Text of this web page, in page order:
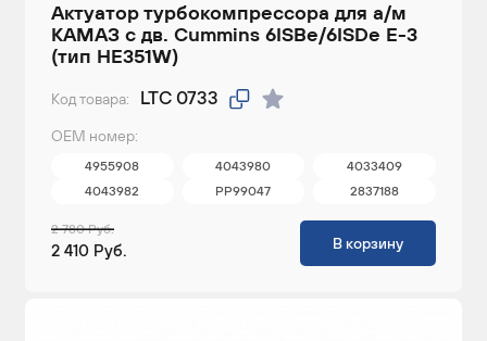
Актуатор турбокомпрессора для а/м
КАМАЗ c дв. Cummins 6ISBe/6ISDe E-3
(тип HE351W)
Код товара: LTC 0733
ОЕМ номер:
4955908 4043980
4033409
4043982
PP99047 2837188
2 780 Руб.
2 410 Руб. В корзину